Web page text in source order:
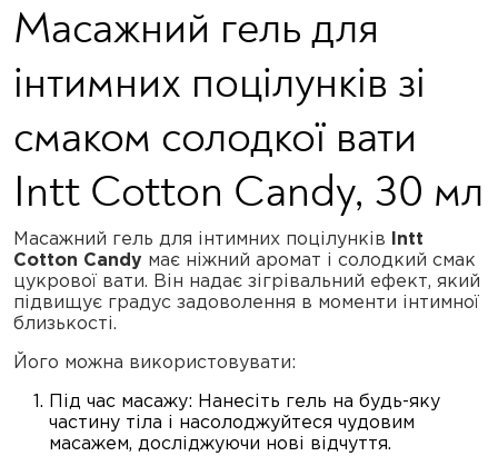
Масажний гель для
інтимних поцілунків зі
смаком солодкої вати
Intt Cotton Candy, 30 мл
Масажний гель для інтимних поцілунків Intt
Cotton Candy має ніжний аромат і солодкий смак
цукрової вати. Він надає зігрівальний ефект, який
підвищує градус задоволення в моменти інтимної
близькості.
Його можна використовувати:
Під час масажу: Нанесіть гель на будь-яку
частину тіла і насолоджуйтеся чудовим
масажем, досліджуючи нові відчуття.